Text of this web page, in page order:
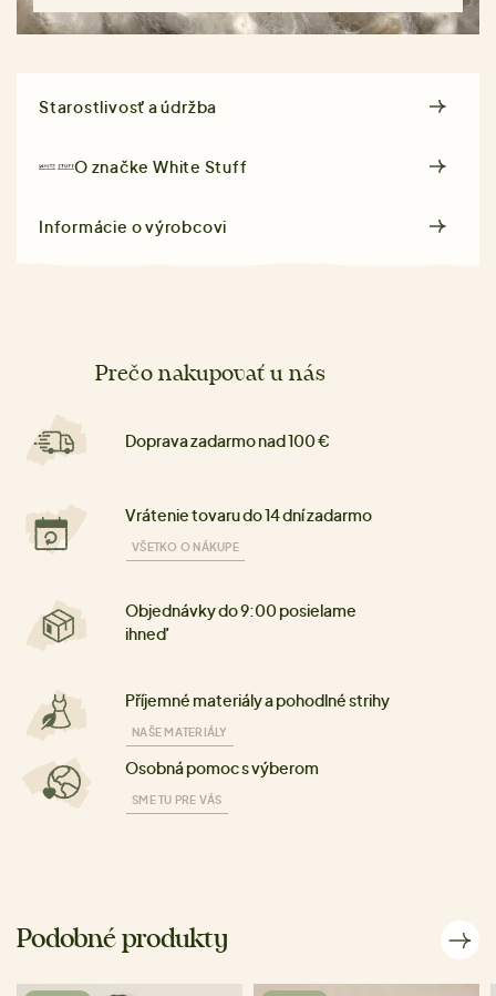
Starostlivosť a údržba
O značkeWhite Stuff
Informácie o výrobcovi
Prečo nakupovať u nás
Doprava zadarmo nad 100 €
Vrátenie tovaru do 14 dní zadarmo
VŠETKO O NÁKUPE
Objednávky do 9:00 posielame
ihneď
Příjemné materiály a pohodlné strihy
NAŠE MATERIÁLY
Osobná pomoc s výberom
SME TU PRE VÁS
Podobné produkty